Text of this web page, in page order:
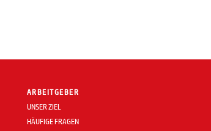
ARBEITGEBER
UNSER ZIEL
HÄUFIGE FRAGEN